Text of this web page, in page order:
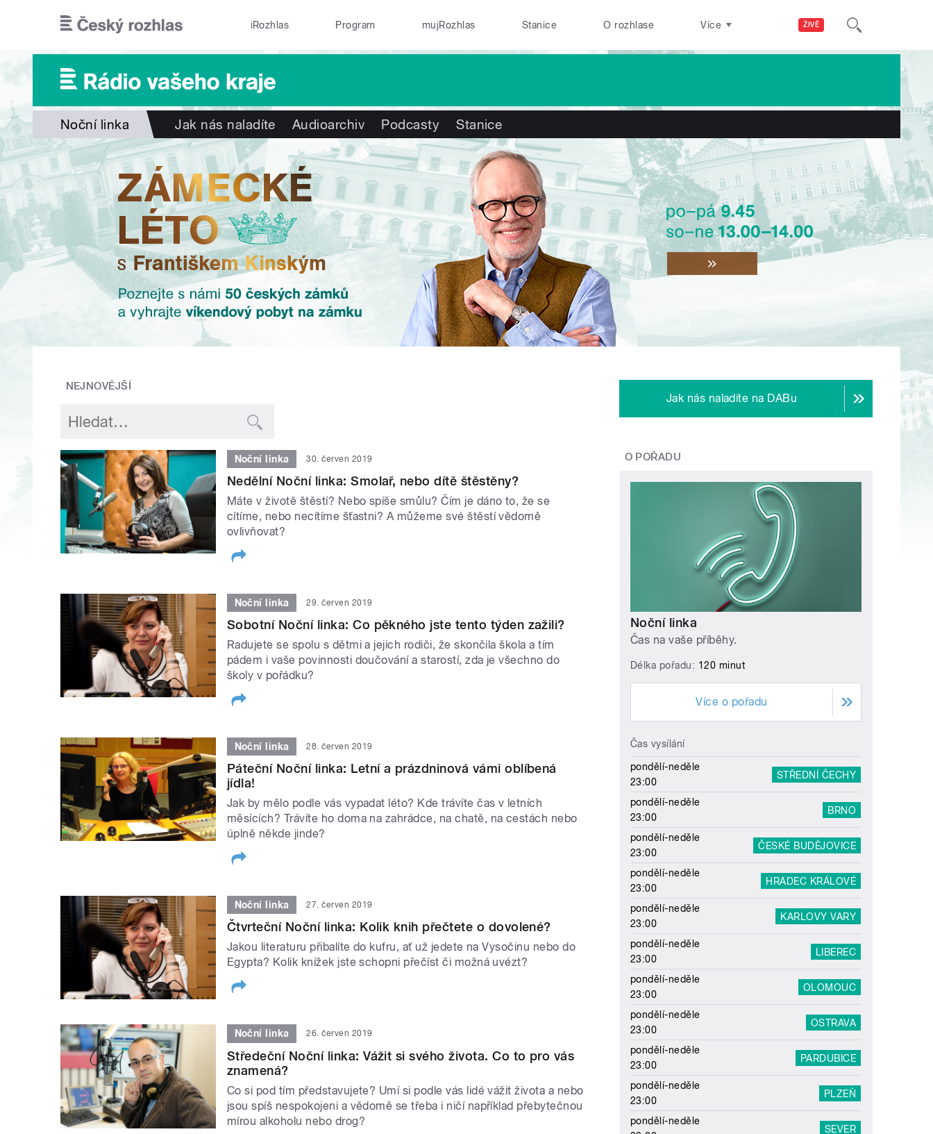
ŽIVĚ
iRozhlas Program mujRozhlas Stanice O rozhlase Více
Noční linka Jak nás naladíte Audioarchiv Podcasty Stanice
NEJNOVĚJŠÍ
Noční linka 30. červen 2019
Nedělní Noční linka: Smolař, nebo dítě štěstěny?
Máte v životě štěstí? Nebo spíše smůlu? Čím je dáno to, že se
cítíme, nebo necítíme šťastni? A můžeme své štěstí vědomě
ovlivňovat?
Noční linka 29. červen 2019
Sobotní Noční linka: Co pěkného jste tento týden zažili?
Radujete se spolu s dětmi a jejich rodiči, že skončila škola a tím
pádem i vaše povinnosti doučování a starostí, zda je všechno do
školy v pořádku?
Noční linka 28. červen 2019
Páteční Noční linka: Letní a prázdninová vámi oblíbená
jídla!
Jak by mělo podle vás vypadat léto? Kde trávíte čas v letních
měsících? Trávíte ho doma na zahrádce, na chatě, na cestách nebo
úplně někde jinde?
Noční linka 27. červen 2019
Čtvrteční Noční linka: Kolik knih přečtete o dovolené?
Jakou literaturu přibalíte do kufru, ať už jedete na Vysočinu nebo do
Egypta? Kolik knížek jste schopni přečíst či možná uvézt?
Noční linka 26. červen 2019
Středeční Noční linka: Vážit si svého života. Co to pro vás
znamená?
Co si pod tím představujete? Umí si podle vás lidé vážit života a nebo
jsou spíš nespokojeni a vědomě se třeba i ničí například přebytečnou
mírou alkoholu nebo drog?
Jak nás naladíte na DABu
O POŘADU
Noční linka
Čas na vaše příběhy.
Délka pořadu: 120 minut
Více o pořadu
Čas vysílání
pondělí-neděle
23:00
STŘEDNÍ ČECHY
pondělí-neděle
23:00
BRNO
pondělí-neděle
23:00
ČESKÉ BUDĚJOVICE
pondělí-neděle
23:00
HRADEC KRÁLOVÉ
pondělí-neděle
23:00
KARLOVY VARY
pondělí-neděle
23:00
LIBEREC
pondělí-neděle
23:00
OLOMOUC
pondělí-neděle
23:00
OSTRAVA
pondělí-neděle
23:00
PARDUBICE
pondělí-neděle
23:00
PLZEŇ
pondělí-neděle
SEVER